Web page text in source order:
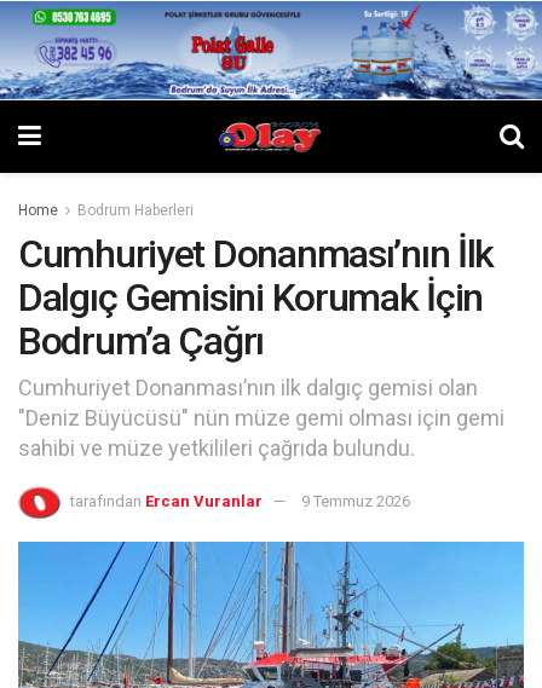
Home Bodrum Haberleri
Cumhuriyet Donanması’nın İlk
Dalgıç Gemisini Korumak İçin
Bodrum’a Çağrı
Cumhuriyet Donanması’nın ilk dalgıç gemisi olan
"Deniz Büyücüsü" nün müze gemi olması için gemi
sahibi ve müze yetkilileri çağrıda bulundu.
tarafından Ercan Vuranlar 9 Temmuz 2026